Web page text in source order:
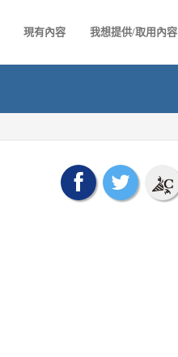
現有內容 我想提供/取用內容